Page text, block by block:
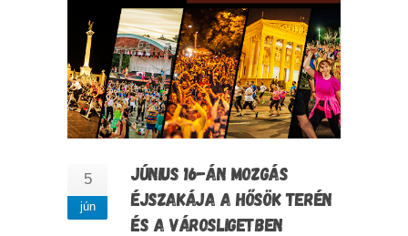
5
jún
JÚNIUS 16-ÁN MOZGÁS
ÉJSZAKÁJA A HŐSÖK TERÉN
ÉS A VÁROSLIGETBEN